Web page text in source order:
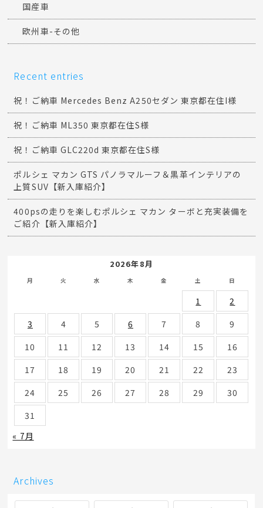
国産車
欧州車-その他
Recent entries
祝！ご納車 Mercedes Benz A250セダン 東京都在住I様
祝！ご納車 ML350 東京都在住S様
祝！ご納車 GLC220d 東京都在住S様
ポルシェ マカン GTS パノラマルーフ＆黒革インテリアの
上質SUV【新入庫紹介】
400psの走りを楽しむポルシェ マカン ターボと充実装備を
ご紹介【新入庫紹介】
2026年8月
月 火 水 木 金 土 日
1
2
3
4 5 6 7 8
9
10
11 12 13 14 15
16
17
18 19 20 21 22
23
24
25 26 27 28 29
30
31
« 7月
Archives